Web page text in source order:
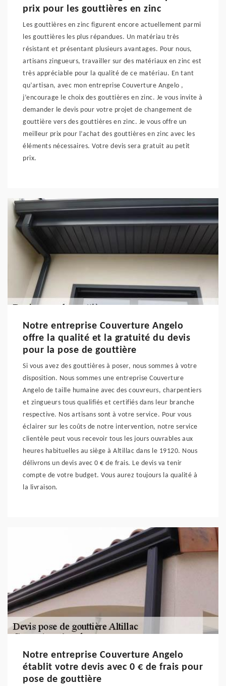
prix pour les gouttières en zinc
Les gouttières en zinc figurent encore actuellement parmi
les gouttières les plus répandues. Un matériau très
résistant et présentant plusieurs avantages. Pour nous,
artisans zingueurs, travailler sur des matériaux en zinc est
très appréciable pour la qualité de ce matériau. En tant
qu’artisan, avec mon entreprise Couverture Angelo ,
j’encourage le choix des gouttières en zinc. Je vous invite à
demander le devis pour votre projet de changement de
gouttière vers des gouttières en zinc. Je vous offre un
meilleur prix pour l’achat des gouttières en zinc avec les
éléments nécessaires. Votre devis sera gratuit au petit
prix.
Notre entreprise Couverture Angelo
offre la qualité et la gratuité du devis
pour la pose de gouttière
Si vous avez des gouttières à poser, nous sommes à votre
disposition. Nous sommes une entreprise Couverture
Angelo de taille humaine avec des couvreurs, charpentiers
et zingueurs tous qualifiés et certifiés dans leur branche
respective. Nos artisans sont à votre service. Pour vous
éclairer sur les coûts de notre intervention, notre service
clientèle peut vous recevoir tous les jours ouvrables aux
heures habituelles au siège à Altillac dans le 19120. Nous
délivrons un devis avec 0 € de frais. Le devis va tenir
compte de votre budget. Vous aurez toujours la qualité à
la livraison.
Notre entreprise Couverture Angelo
établit votre devis avec 0 € de frais pour
pose de gouttière